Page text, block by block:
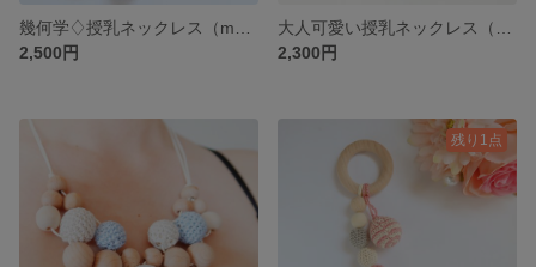
2,500円
2,300円
残り1点